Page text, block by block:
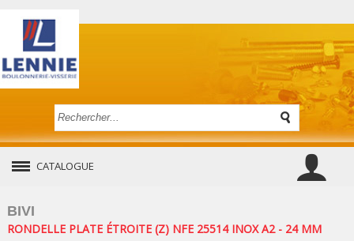
CATALOGUE
BIVI
RONDELLE PLATE ÉTROITE (Z) NFE 25514 INOX A2 - 24 MM